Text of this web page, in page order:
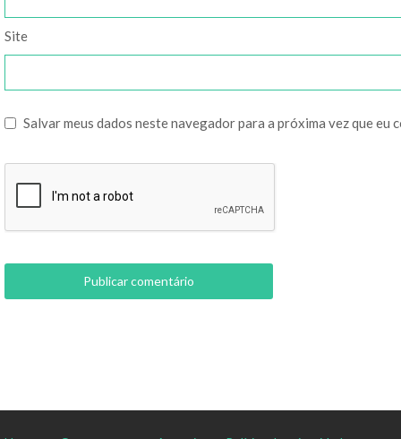
Site
Salvar meus dados neste navegador para a próxima vez que eu